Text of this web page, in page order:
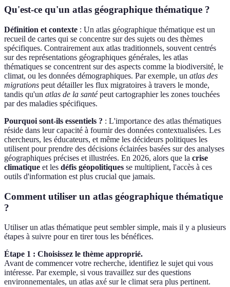
Qu'est-ce qu'un atlas géographique thématique ?
Définition et contexte : Un atlas géographique thématique est un
recueil de cartes qui se concentre sur des sujets ou des thèmes
spécifiques. Contrairement aux atlas traditionnels, souvent centrés
sur des représentations géographiques générales, les atlas
thématiques se concentrent sur des aspects comme la biodiversité, le
climat, ou les données démographiques. Par exemple, un atlas des
migrations peut détailler les flux migratoires à travers le monde,
tandis qu'un atlas de la santépeut cartographier les zones touchées
par des maladies spécifiques.
Pourquoi sont-ils essentiels ? : L'importance des atlas thématiques
réside dans leur capacité à fournir des données contextualisées. Les
chercheurs, les éducateurs, et même les décideurs politiques les
utilisent pour prendre des décisions éclairées basées sur des analyses
géographiques précises et illustrées. En 2026, alors que la crise
climatique et les défis géopolitiques se multiplient, l'accès à ces
outils d'information est plus crucial que jamais.
Comment utiliser un atlas géographique thématique
?
Utiliser un atlas thématique peut sembler simple, mais il y a plusieurs
étapes à suivre pour en tirer tous les bénéfices.
Étape 1 : Choisissez le thème approprié.
Avant de commencer votre recherche, identifiez le sujet qui vous
intéresse. Par exemple, si vous travaillez sur des questions
environnementales, un atlas axé sur le climat sera plus pertinent.